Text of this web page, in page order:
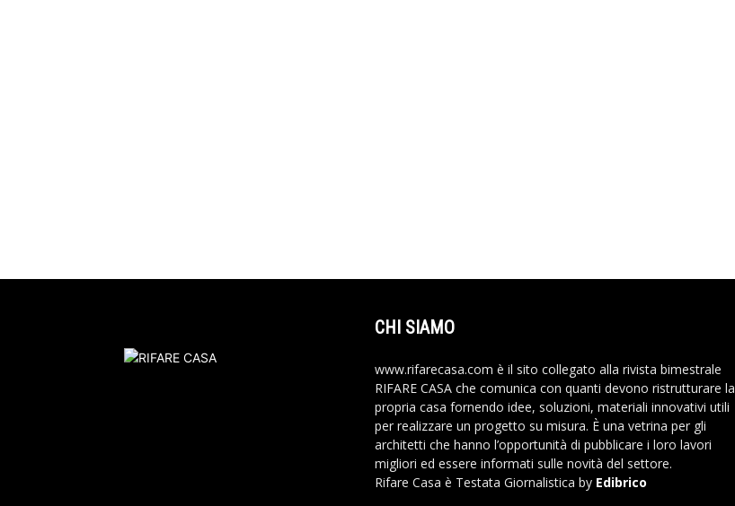
CHI SIAMO
www.rifarecasa.com è il sito collegato alla rivista bimestrale
RIFARE CASA che comunica con quanti devono ristrutturare la
propria casa fornendo idee, soluzioni, materiali innovativi utili
per realizzare un progetto su misura. È una vetrina per gli
architetti che hanno l’opportunità di pubblicare i loro lavori
migliori ed essere informati sulle novità del settore.
Rifare Casa è Testata Giornalistica by Edibrico